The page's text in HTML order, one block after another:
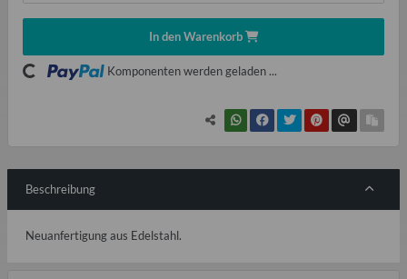
In den Warenkorb
Komponenten werden geladen ...
Beschreibung
Neuanfertigung aus Edelstahl.